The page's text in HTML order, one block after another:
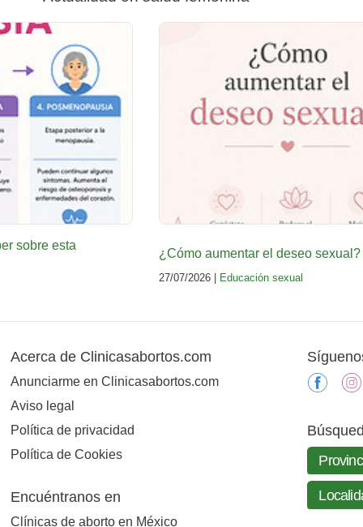
sobre esta
¿Cómo aumentar el deseo
27/07/2026 | Educación sexual
Acerca de Clinicasabortos.com
Anunciarme en Clinicasabortos.com
Aviso legal
Política de privacidad
Política de Cookies
Encuéntranos en
Clínicas de aborto en México